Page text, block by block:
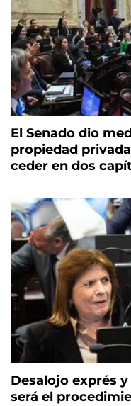
El Senado dio
propiedad
ceder en dos
Desalojo exprés
será el